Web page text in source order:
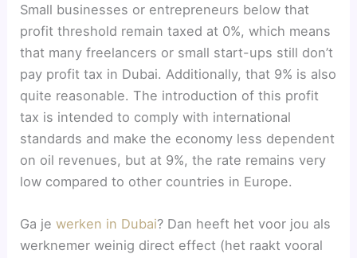
Small businesses or entrepreneurs below that
profit threshold remain taxed at 0%, which means
that many freelancers or small start-ups still don’t
pay profit tax in Dubai. Additionally, that 9% is also
quite reasonable. The introduction of this profit
tax is intended to comply with international
standards and make the economy less dependent
on oil revenues, but at 9%, the rate remains very
low compared to other countries in Europe.
Ga jewerken in Dubai? Dan heeft het voor jou als
werknemer weinig direct effect (het raakt vooral